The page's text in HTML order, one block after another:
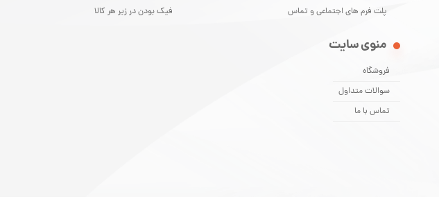
منوی سایت
فروشگاه
سوالات متداول
تماس با ما
پلت فرم های اجتماعی و تماس
فیک بودن در زیر هر کالا